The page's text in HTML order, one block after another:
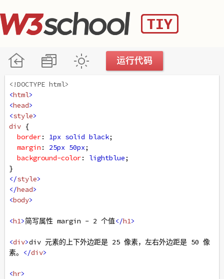
<!DOCTYPE html>
<html>
<head>
<style>
div {
border: 1px solid black;
margin : 25px 50px;
background-color: lightblue;
}
</style>
</head>
<body>
<h1>简写属性 margin - 2 个值</h1>
<div>div 元素的上下外边距是 25 像素，左右外边距是 50 像
素。
</div>
<hr>